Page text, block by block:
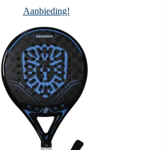
€ 230,00.
Aanbieding!